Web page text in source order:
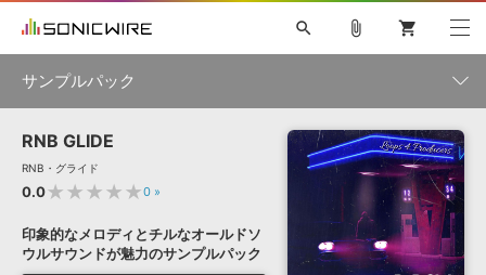
ソフト音源 »
プラグイン・エフェクト »
キャンペーン »
search
初音ミク NT 巡音ルカ V4X
MEIKO V3
KAITO V3
TOONTRACK
SPITFIRE AUDIO
VIENNA
EZ DRUMMER 3
ライセンスフリーBGM
サンプルパックを試そう
ボーカル抜き出し
DUBSTEP
ELECTRONICA
EDM TRANCE MUTANT
ROUTER.FM
attach_file shopping_cart
サンプルパック
製品一覧
ジャンル
RNB GLIDE
RNB・グライド
0.0★★★★★0 »
印象的なメロディとチルなオールドソ
ウルサウンドが魅力のサンプルパック